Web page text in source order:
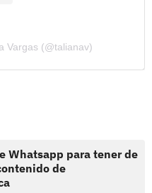
Vargas (@talianav)
Whatsapp para tener de
de